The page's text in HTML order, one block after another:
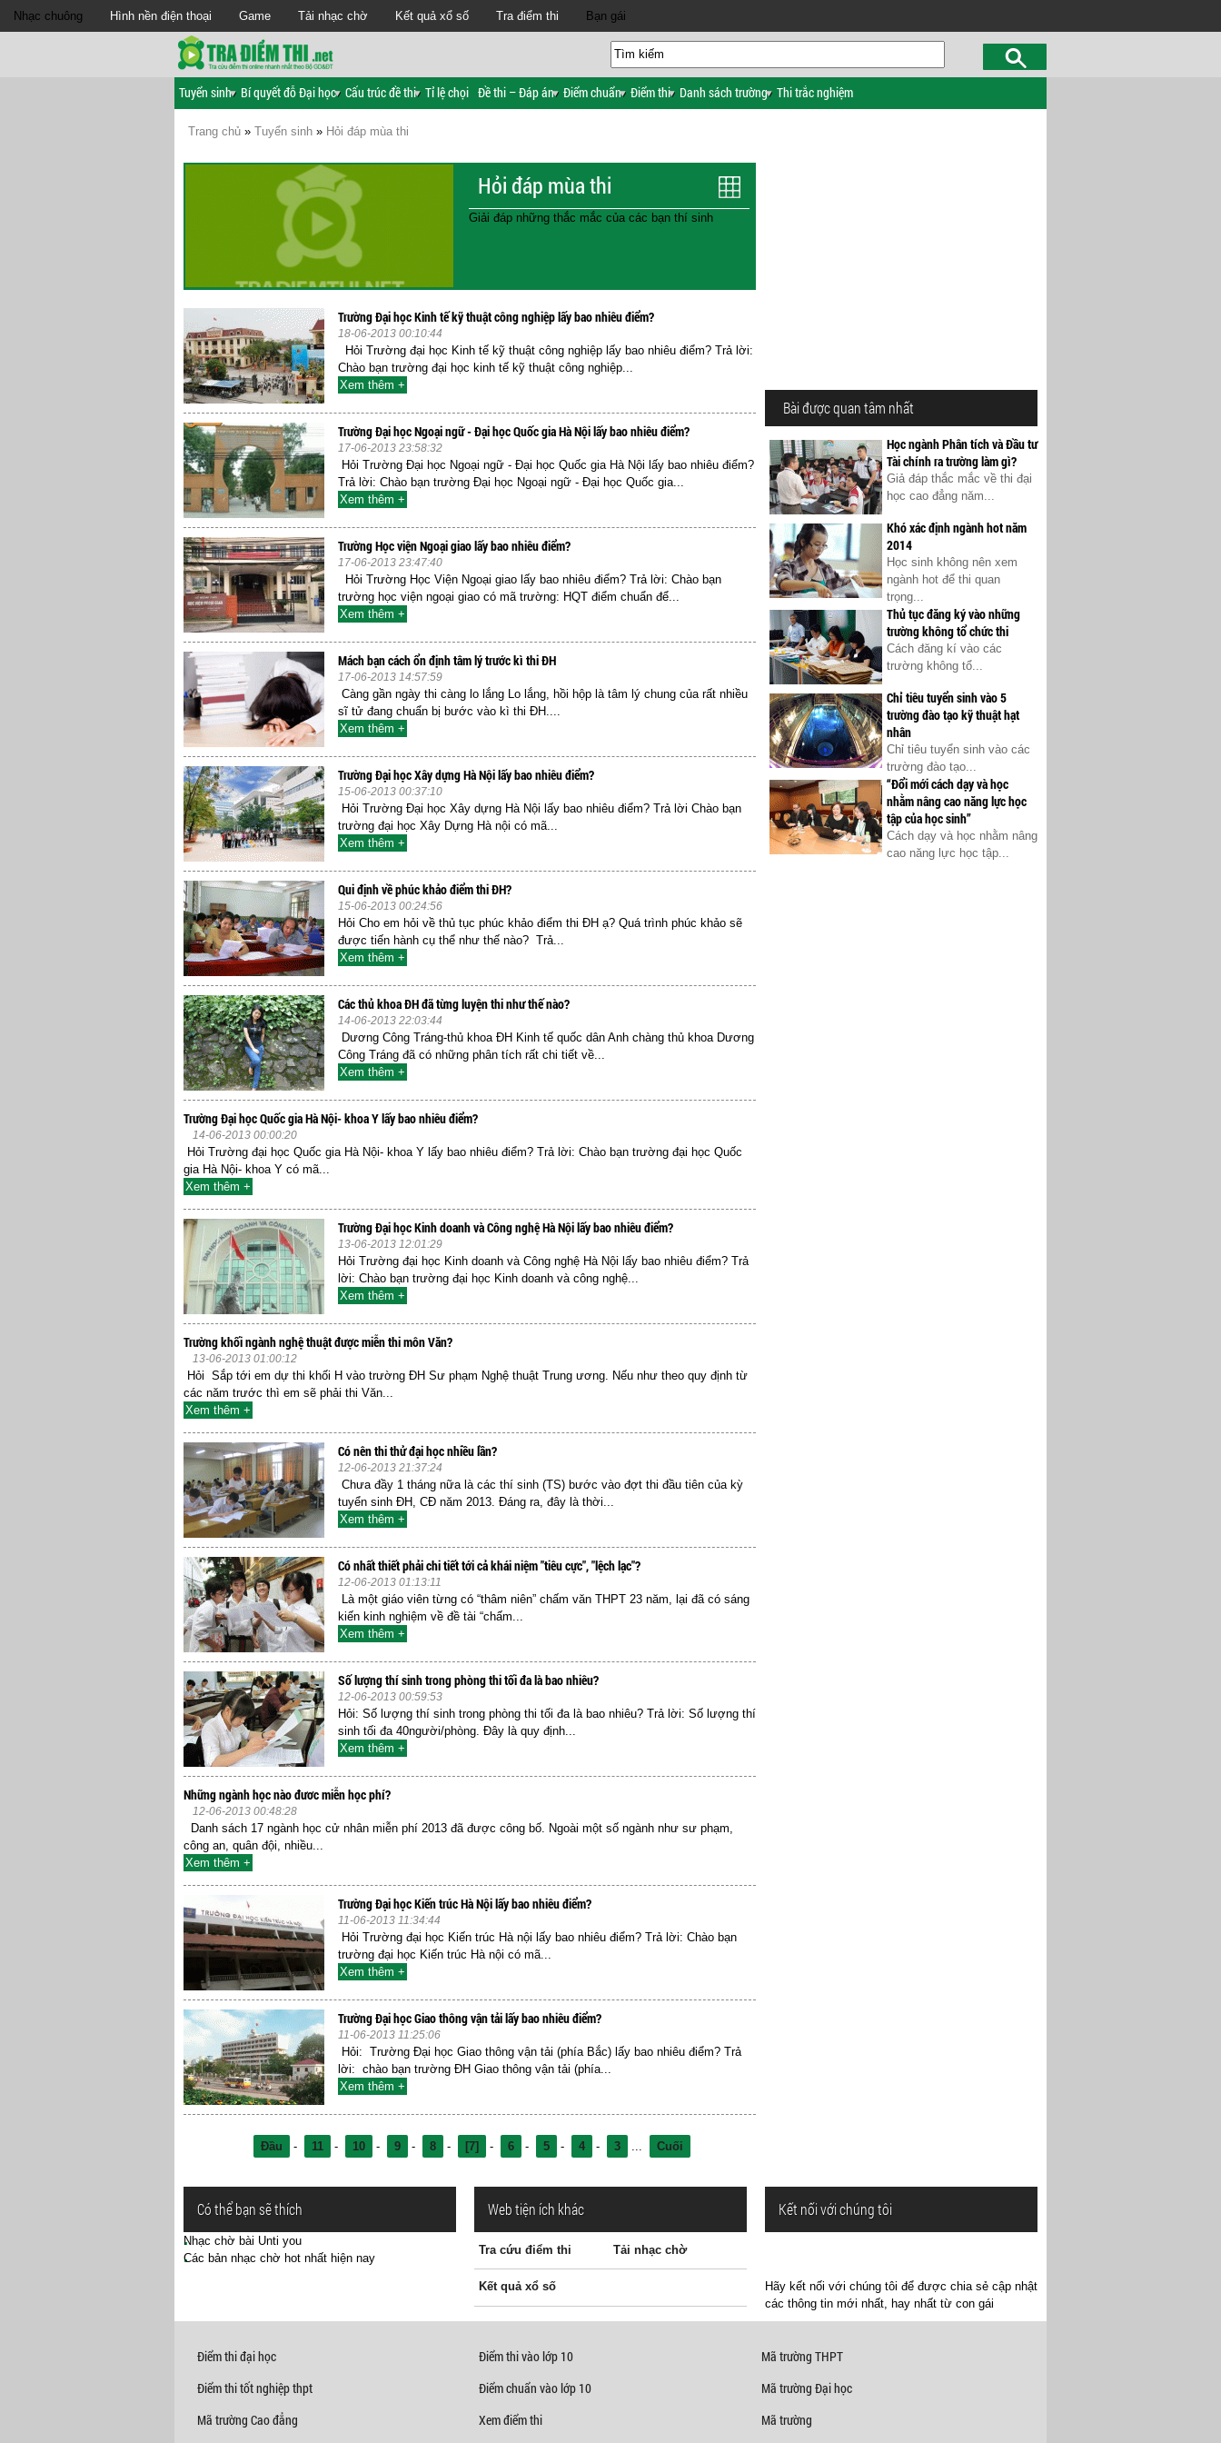
Nhạc chuông Hình nền điện thoại Game Tải nhạc chờ Kết quả xổ số Tra điểm thi Bạn gái
Tuyển sinh Bí quyết đỗ Đại học Cấu trúc đề thi Tỉ lệ chọi Đề thi – Đáp án Điểm chuẩn Điểm thi Danh sách trường Thi trắc nghiệm
Trang chủ » Tuyển sinh » Hỏi đáp mùa thi
Hỏi đáp mùa thi
Giải đáp những thắc mắc của các bạn thí sinh
Trường Đại học Kinh tế kỹ thuật công nghiệp lấy bao nhiêu điểm?
18-06-2013 00:10:44
Hỏi Trường đại học Kinh tế kỹ thuật công nghiệp lấy bao nhiêu điểm? Trả lời:
Chào bạn trường đại học kinh tế kỹ thuật công nghiệp...
Xem thêm +
Trường Đại học Ngoại ngữ - Đại học Quốc gia Hà Nội lấy bao nhiêu điểm?
17-06-2013 23:58:32
Hỏi Trường Đại học Ngoại ngữ - Đại học Quốc gia Hà Nội lấy bao nhiêu điểm?
Trả lời: Chào bạn trường Đại học Ngoại ngữ - Đại học Quốc gia...
Xem thêm +
Trường Học viện Ngoại giao lấy bao nhiêu điểm?
17-06-2013 23:47:40
Hỏi Trường Học Viện Ngoại giao lấy bao nhiêu điểm? Trả lời: Chào bạn
trường học viện ngoại giao có mã trường: HQT điểm chuẩn để...
Xem thêm +
Mách bạn cách ổn định tâm lý trước kì thi ĐH
17-06-2013 14:57:59
Càng gần ngày thi càng lo lắng Lo lắng, hồi hộp là tâm lý chung của rất nhiều
sĩ tử đang chuẩn bị bước vào kì thi ĐH....
Xem thêm +
Trường Đại học Xây dựng Hà Nội lấy bao nhiêu điểm?
15-06-2013 00:37:10
Hỏi Trường Đại học Xây dựng Hà Nội lấy bao nhiêu điểm? Trả lời Chào bạn
trường đại học Xây Dựng Hà nội có mã...
Xem thêm +
Qui định về phúc khảo điểm thi ĐH?
15-06-2013 00:24:56
Hỏi Cho em hỏi về thủ tục phúc khảo điểm thi ĐH ạ? Quá trình phúc khảo sẽ
được tiến hành cụ thể như thế nào? Trả...
Xem thêm +
Các thủ khoa ĐH đã từng luyện thi như thế nào?
14-06-2013 22:03:44
Dương Công Tráng-thủ khoa ĐH Kinh tế quốc dân Anh chàng thủ khoa Dương
Công Tráng đã có những phân tích rất chi tiết về...
Xem thêm +
Trường Đại học Quốc gia Hà Nội- khoa Y lấy bao nhiêu điểm?
14-06-2013 00:00:20
Hỏi Trường đại học Quốc gia Hà Nội- khoa Y lấy bao nhiêu điểm? Trả lời: Chào bạn trường đại học Quốc
gia Hà Nội- khoa Y có mã...
Xem thêm +
Trường Đại học Kinh doanh và Công nghệ Hà Nội lấy bao nhiêu điểm?
13-06-2013 12:01:29
Hỏi Trường đại học Kinh doanh và Công nghệ Hà Nội lấy bao nhiêu điểm? Trả
lời: Chào bạn trường đại học Kinh doanh và công nghệ...
Xem thêm +
Trường khối ngành nghệ thuật được miễn thi môn Văn?
13-06-2013 01:00:12
Hỏi Sắp tới em dự thi khối H vào trường ĐH Sư phạm Nghệ thuật Trung ương. Nếu như theo quy định từ
các năm trước thì em sẽ phải thi Văn...
Xem thêm +
Có nên thi thử đại học nhiều lần?
12-06-2013 21:37:24
Chưa đầy 1 tháng nữa là các thí sinh (TS) bước vào đợt thi đầu tiên của kỳ
tuyển sinh ĐH, CĐ năm 2013. Đáng ra, đây là thời...
Xem thêm +
Có nhất thiết phải chi tiết tới cả khái niệm "tiêu cực", "lệch lạc"?
12-06-2013 01:13:11
Là một giáo viên từng có “thâm niên” chấm văn THPT 23 năm, lại đã có sáng
kiến kinh nghiệm về đề tài “chấm...
Xem thêm +
Số lượng thí sinh trong phòng thi tối đa là bao nhiêu?
12-06-2013 00:59:53
Hỏi: Số lượng thí sinh trong phòng thi tối đa là bao nhiêu? Trả lời: Số lượng thí
sinh tối đa 40người/phòng. Đây là quy định...
Xem thêm +
Những ngành học nào đươc miễn học phí?
12-06-2013 00:48:28
Danh sách 17 ngành học cử nhân miễn phí 2013 đã được công bố. Ngoài một số ngành như sư phạm,
công an, quân đội, nhiều...
Xem thêm +
Trường Đại học Kiến trúc Hà Nội lấy bao nhiêu điểm?
11-06-2013 11:34:44
Hỏi Trường đại học Kiến trúc Hà nội lấy bao nhiêu điểm? Trả lời: Chào bạn
trường đại học Kiến trúc Hà nội có mã...
Xem thêm +
Trường Đại học Giao thông vận tải lấy bao nhiêu điểm?
11-06-2013 11:25:06
Hỏi: Trường Đại học Giao thông vận tải (phía Bắc) lấy bao nhiêu điểm? Trả
lời: chào bạn trường ĐH Giao thông vận tải (phía...
Xem thêm +
Đầu - 11 - 10 - 9 - 8 - [7] - 6 - 5 - 4 - 3 ... Cuối
Bài được quan tâm nhất
Học ngành Phân tích và Đầu tư
Tài chính ra trường làm gì?
Giả đáp thắc mắc về thi đại
học cao đẳng năm...
Khó xác định ngành hot năm
2014
Học sinh không nên xem
ngành hot để thi quan
trọng...
Thủ tục đăng ký vào những
trường không tổ chức thi
Cách đăng kí vào các
trường không tổ...
Chỉ tiêu tuyển sinh vào 5
trường đào tạo kỹ thuật hạt
nhân
Chỉ tiêu tuyển sinh vào các
trường đào tạo...
“Đổi mới cách dạy và học
nhằm nâng cao năng lực học
tập của học sinh”
Cách dạy và học nhằm nâng
cao năng lực học tập...
Có thể bạn sẽ thích
Nhạc chờ bài Unti you
Các bản nhạc chờ hot nhất hiện nay
Web tiện ích khác
Tra cứu điểm thi Tải nhạc chờ
Kết quả xổ số
Kết nối với chúng tôi
Hãy kết nối với chúng tôi để được chia sẻ cập nhật
các thông tin mới nhất, hay nhất từ con gái
Điểm thi đại học Điểm thi vào lớp 10
Mã trường THPT
Điểm thi tốt nghiệp thpt
Điểm chuẩn vào lớp 10
Mã trường Đại học
Mã trường Cao đẳng
Xem điểm thi Mã trường